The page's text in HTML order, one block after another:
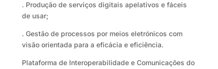
. Produção de serviços digitais apelativos e fáceis
de usar;
. Gestão de processos por meios eletrónicos com
visão orientada para a eficácia e eficiência.
Plataforma de Interoperabilidade e Comunicações do